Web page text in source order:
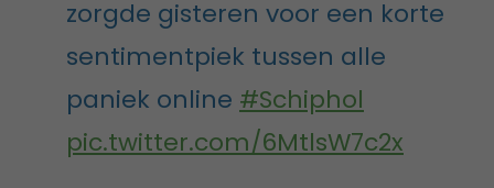
zorgde gisteren voor een korte
sentimentpiek tussen alle
paniek online #Schiphol
pic.twitter.com/6MtlsW7c2x